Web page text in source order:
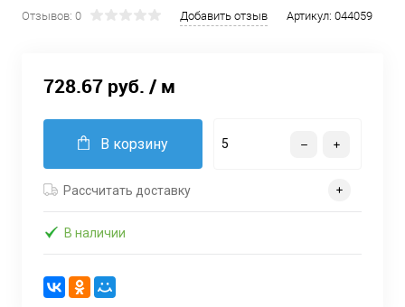
Отзывов: 0 Добавить отзыв Артикул: 044059
728.67 руб. / м
В корзину
Рассчитать доставку
В наличии